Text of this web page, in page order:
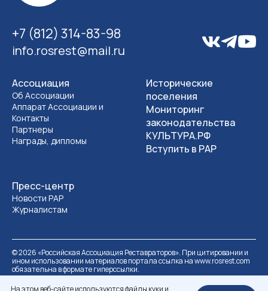
На этом веб-сайте используются файлы куки и
+7 (812) 314-83-98
info.rosrest@mail.ru
Ассоциация
Об Ассоциации
Аппарат Ассоциации и
Контакты
Партнеры
Награды, дипломы
Пресс-центр
Новости РАР
Журналистам
Исторические
поселения
Мониторинг
законодательства
КУЛЬТУРА.РФ
Вступить в РАР
©2026 «Российская Ассоциация Реставраторов». При цитировании и
ином использовании материалов портала ссылка на www.rosrest.com
обязательна в формате гиперссылки.
Политика обработки персональных данных
Разработка сайта